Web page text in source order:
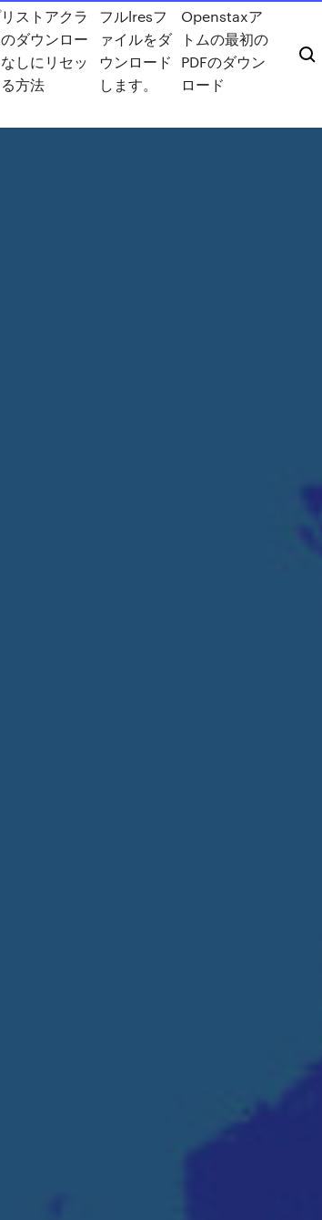
ストアクラ
ダウンロー
なしにリセッ
る方法
フルlresフ
ァイルをダ
ウンロード
します。
Openstaxア
トムの最初の
PDFのダウン
ロード